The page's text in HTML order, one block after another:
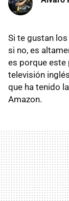
Si te gustan
si no, es
es porque
televisión
que ha tenido
Amazon.